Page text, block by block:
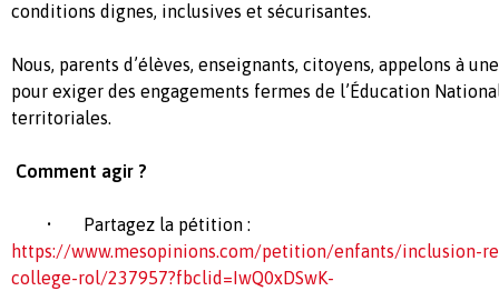
conditions dignes, inclusives et sécurisantes.
Nous, parents d’élèves, enseignants, citoyens, appelons à
pour exiger des engagements fermes de l’Éducation
territoriales.
Comment agir ?
• Partagez la pétition :
https://www.mesopinions.com/petition/enfants/inclusion-
college-rol/237957?fbclid=IwQ0xDSwK-